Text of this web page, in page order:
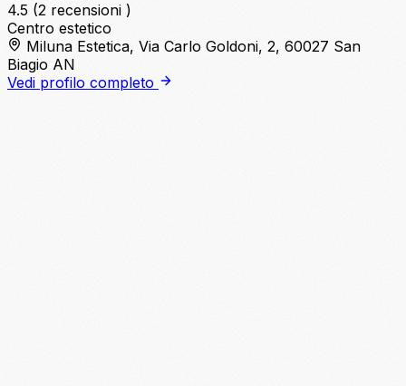
4.5 (2 recensioni )
Centro estetico
Miluna Estetica, Via Carlo Goldoni, 2, 60027 San
Biagio AN
Vedi profilo completo